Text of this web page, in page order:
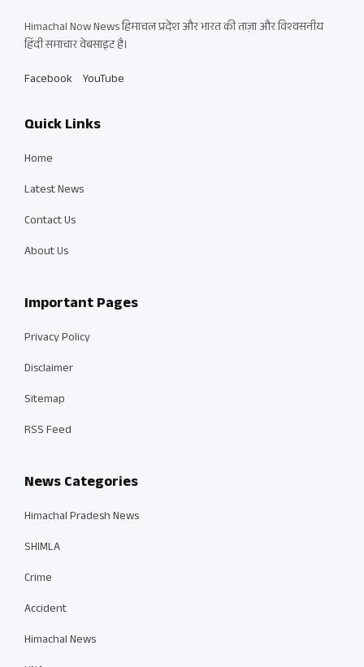
Himachal Now News हिमाचल प्रदेश और भारत की ताज़ा और विश्वसनीय
हिंदी समाचार वेबसाइट है।
Facebook YouTube
Quick Links
Home
Latest News
Contact Us
About Us
Important Pages
Privacy Policy
Disclaimer
Sitemap
RSS Feed
News Categories
Himachal Pradesh News
SHIMLA
Crime
Accident
Himachal News